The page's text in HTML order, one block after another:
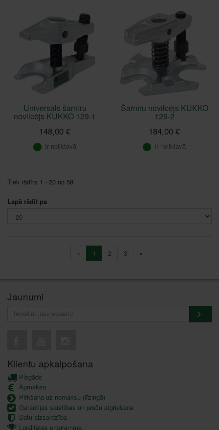
Universāls šarnīru
novilcējs KUKKO 129-1
148,00 €
Ir noliktavā
Šarnīru novilcējs KUKKO
129-2
184,00 €
Ir noliktavā
Tiek rādīts 1 - 20 no 58
Lapā rādīt pa
« 1 2 3 »
Jaunumi
Klientu apkalpošana
Piegāde
Apmaksa
Pirkšana uz nomaksu (līzingā)
Garantijas saistības un preču atgriešana
Datu aizsardzība
Lojalitātes programma